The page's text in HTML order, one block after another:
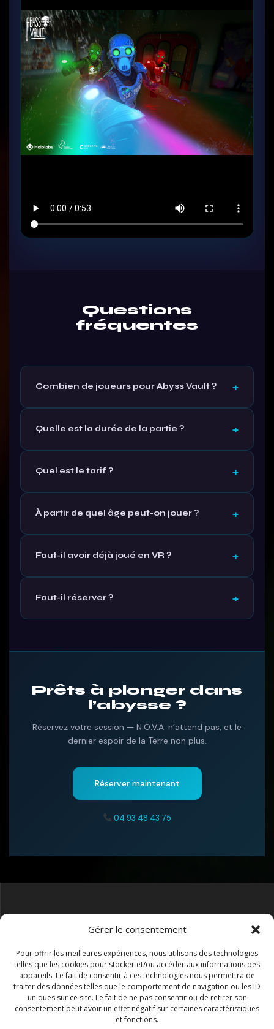
Gérer le consentement
Pour offrir les meilleures expériences, nous utilisons des technologies
telles que les cookies pour stocker et/ou accéder aux informations des
appareils. Le fait de consentir à ces technologies nous permettra de
traiter des données telles que le comportement de navigation ou les ID
uniques sur ce site. Le fait de ne pas consentir ou de retirer son
consentement peut avoir un effet négatif sur certaines caractéristiques
et fonctions.
Questions
fréquentes
Combien de joueurs pour Abyss Vault ?
Quelle est la durée de la partie ?
Quel est le tarif ?
À partir de quel âge peut-on jouer ?
Faut-il avoir déjà joué en VR ?
Faut-il réserver ?
Prêts à plonger dans
l’abysse ?
Réservez votre session — N.O.V.A. n’attend pas, et le
dernier espoir de la Terre non plus.
Réserver maintenant
04 93 48 43 75
83520 Roquebrune-sur-Argens Arrêt bus les 4 chemins
conditions-generales-de-vente Mentions-legales